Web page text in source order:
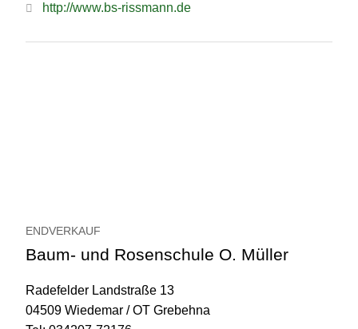
http://www.bs-rissmann.de
ENDVERKAUF
Baum- und Rosenschule O. Müller
Radefelder Landstraße 13
04509 Wiedemar / OT Grebehna